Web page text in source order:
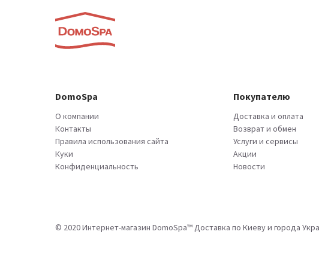
DomoSpa
О компании
Контакты
Правила использования сайта
Куки
Конфиденциальность
Покупателю
Доставка и оплата
Возврат и обмен
Услуги и сервисы
Акции
Новости
© 2020 Интернет-магазин DomoSpa™ Доставка по Киеву и города